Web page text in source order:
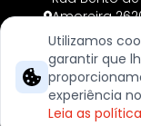
Utilizamos
garantir que
experiência
Leia as
Amoreira
PORTUGAL
© 2025, Todos
Livro de
Termos & Cookies